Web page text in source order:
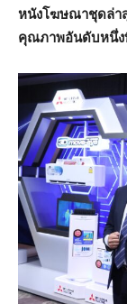
หนังโฆษณาชุดล่า
คุณภาพอันดับหนึ่ง